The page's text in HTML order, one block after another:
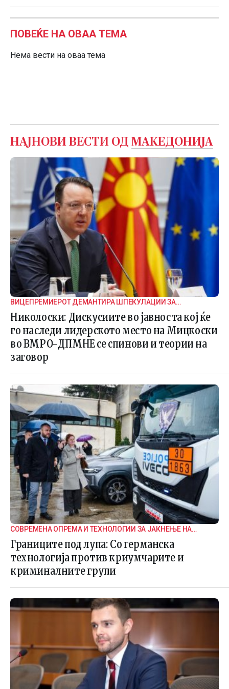
ПОВЕЌЕ НА ОВАА ТЕМА
Нема вести на оваа тема
НАЈНОВИ ВЕСТИ ОД МАКЕДОНИЈА
ВИЦЕПРЕМИЕРОТ ДЕМАНТИРА ШПЕКУЛАЦИИ ЗА
ВНАТРЕПАРТИСКИ ПОДЕЛБИ
Николоски: Дискусиите во јавноста кој ќе
го наследи лидерското место на Мицкоски
во ВМРО-ДПМНЕ се спинови и теории на
заговор
СОВРЕМЕНА ОПРЕМА И ТЕХНОЛОГИИ ЗА ЈАКНЕЊЕ НА
ГРАНИЧНАТА БЕЗБЕДНОСТ
Границите под лупа: Со германска
технологија против криумчарите и
криминалните групи